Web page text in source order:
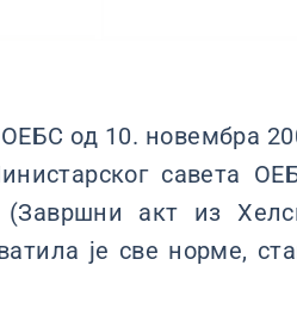
од 10. новембра
савета
акт из
је све норме,